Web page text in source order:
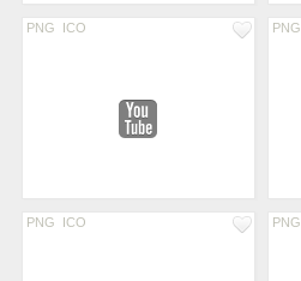
PNG ICO PNG
PNG ICO PNG